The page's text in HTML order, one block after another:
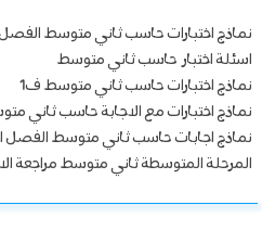
نماذج اختبارات حاسب ثاني متوسط الفصل
اسئلة اختبار حاسب ثاني متوسط
نماذج اختبارات حاسب ثاني متوسط ف1
نماذج اختبارات مع الاجابة حاسب ثاني
نماذج اجابات حاسب ثاني متوسط الفصل
المرحلة المتوسطة ثاني متوسط مراجعة